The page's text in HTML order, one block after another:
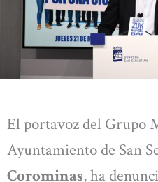
El portavoz del Grupo
Ayuntamiento de San
Corominas, ha